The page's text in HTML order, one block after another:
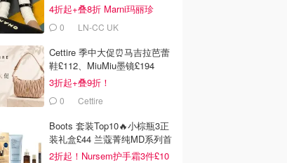
Trip.com
去购买
4折起+叠8折 Marni玛丽珍
£2120 LN-CC UK
Cettire 季中大促⏰马吉拉芭蕾
鞋£112、MiuMiu墨镜£194
3折起+叠9折！
0 Cettire
Boots 套装Top10🔥小棕瓶3正
装礼盒£44 兰蔻菁纯MD系列首
折
2折起！Nursem护手霜3件£10